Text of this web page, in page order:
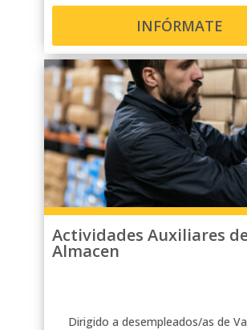
INFÓRMATE
Actividades Auxiliares
Almacen
Dirigido a desempleados/as de